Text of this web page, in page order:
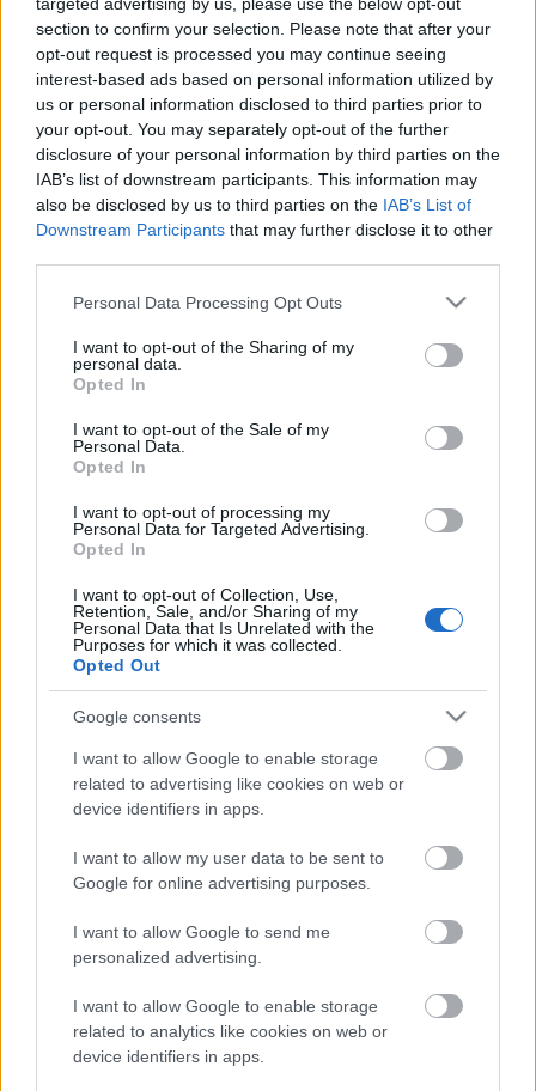
targeted advertising by us, please use the below opt-out
section to confirm your selection. Please note that after your
opt-out request is processed you may continue seeing
interest-based ads based on personal information utilized by
us or personal information disclosed to third parties prior to
your opt-out. You may separately opt-out of the further
disclosure of your personal information by third parties on the
IAB’s list of downstream participants. This information may
also be disclosed by us to third parties on the IAB’s List of
Downstream Participants that may further disclose it to other
Please note that this website/app uses one or more Google
not limited to your visit or usage behaviour. You may click to
grant or deny consent to Google and its third-party tags to
use your data for below specified purposes in below Google
consent section.
Personal Data Processing Opt Outs
I want to opt-out of the Sharing of my
personal data.
Opted In
I want to opt-out of the Sale of my
Personal Data.
Opted In
I want to opt-out of processing my
Personal Data for Targeted Advertising.
Opted In
I want to opt-out of Collection, Use,
Retention, Sale, and/or Sharing of my
Personal Data that Is Unrelated with the
Purposes for which it was collected.
Opted Out
Google consents
I want to allow Google to enable storage
related to advertising like cookies on web or
device identifiers in apps.
I want to allow my user data to be sent to
Google for online advertising purposes.
I want to allow Google to send me
personalized advertising.
I want to allow Google to enable storage
related to analytics like cookies on web or
device identifiers in apps.
vadnyugatot nyolcszor. És Az ötös számú vágóhíddal
álltam elég jól, kilenc moziban megnézéssel, de
abban Glenn Gould zongorázott. Meglátjuk, meddig
jutok az Asteroid Cityvel. Kilenc talán nincs benne.
Címkék:Wes Anderson Asteroid City
Ajánlott bejegyzések:
A színész tudja
Szólj hozzá!